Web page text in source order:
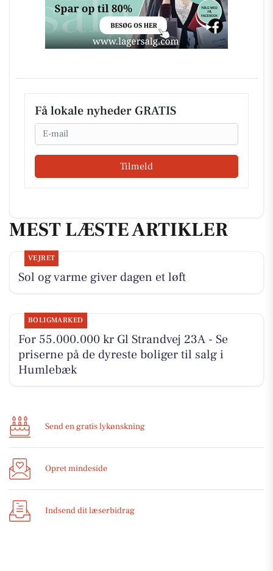
Få lokale nyheder GRATIS
Email
Tilmeld
MEST LÆSTE ARTIKLER
VEJRET
Sol og varme giver dagen et løft
BOLIGMARKED
For 55.000.000 kr Gl Strandvej 23A - Se
priserne på de dyreste boliger til salg i
Humlebæk
Send en gratis lykønskning
Opret mindeside
Indsend dit læserbidrag